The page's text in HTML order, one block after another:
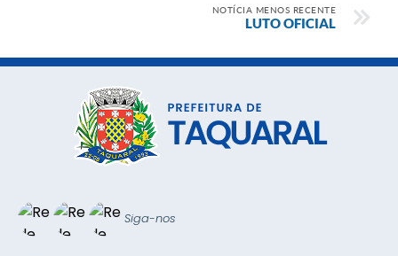
NOTÍCIA MENOS RECENTE
LUTO OFICIAL
Siga-nos